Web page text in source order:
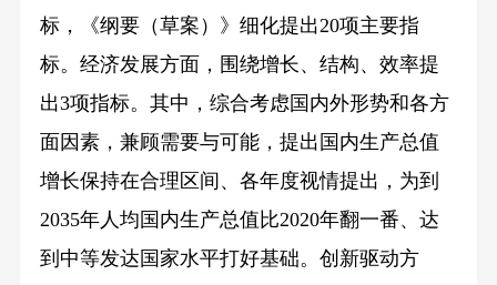
标，《纲要（草案）》细化提出20项主要指
标。经济发展方面，围绕增长、结构、效率提
出3项指标。其中，综合考虑国内外形势和各方
面因素，兼顾需要与可能，提出国内生产总值
增长保持在合理区间、各年度视情提出，为到
2035年人均国内生产总值比2020年翻一番、达
到中等发达国家水平打好基础。创新驱动方